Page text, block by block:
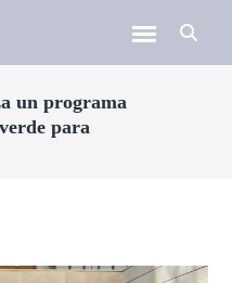
un programa
para